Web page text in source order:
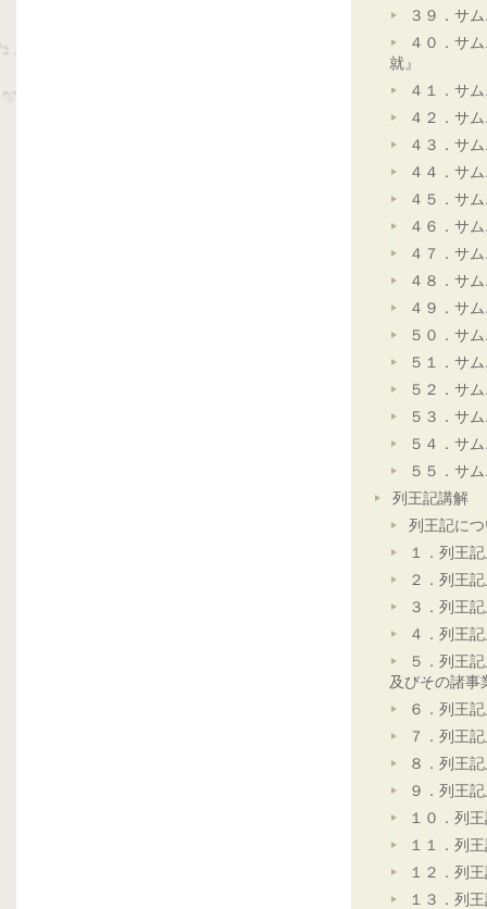
３９．サ
４０．サ
就』
４１．サ
４２．サ
４３．サ
４４．サ
４５．サ
４６．サ
４７．サ
４８．サ
４９．サ
５０．サ
５１．サ
５２．サ
５３．サ
５４．サ
５５．サ
列王記講解
列王記に
１．列王
２．列王
３．列王
４．列王
５．列王
及びその諸事
６．列王
７．列王
８．列王
９．列王
１０．列
１１．列
１２．列
１３．列